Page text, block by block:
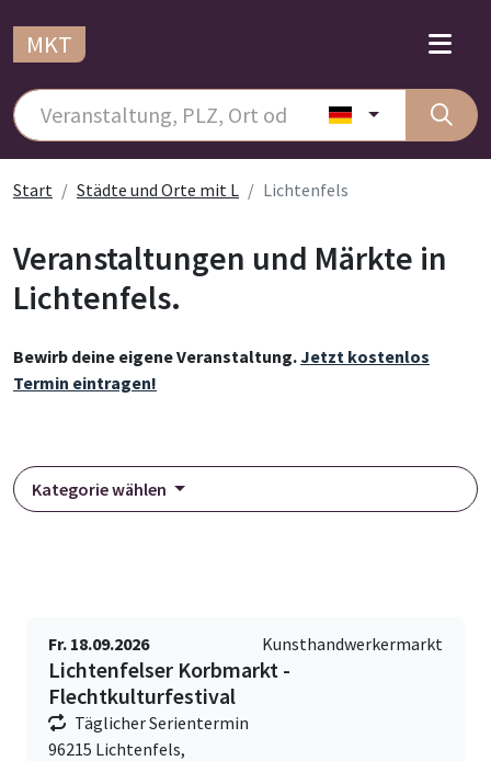
MKT
Start Städte und Orte mit L Lichtenfels
Veranstaltungen und Märkte in
Lichtenfels.
Bewirb deine eigene Veranstaltung.Jetzt kostenlos
Termin eintragen!
Kategorie wählen
Fr. 18.09.2026 Kunsthandwerkermarkt
Lichtenfelser Korbmarkt -
Flechtkulturfestival
Täglicher Serientermin
96215 Lichtenfels,